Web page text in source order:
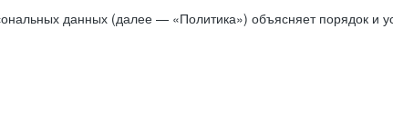
данных (далее — «Политика») объясняет порядок и